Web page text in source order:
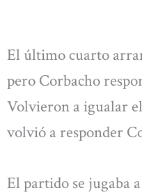
El último cuarto
pero Corbacho
Volvieron a igualar
volvió a responder
El partido se jugaba